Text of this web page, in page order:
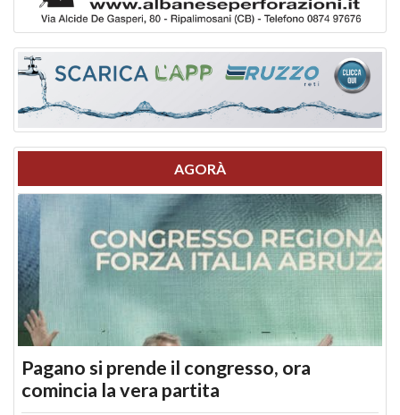
AGORÀ
Pagano si prende il congresso, ora
comincia la vera partita